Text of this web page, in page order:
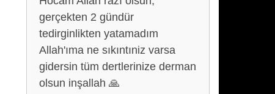
gerçekten 2 gündür
tedirginlikten yatamadım
Allah'ıma ne sıkıntıniz varsa
gidersin tüm dertlerinize derman
olsun inşallah 🙏